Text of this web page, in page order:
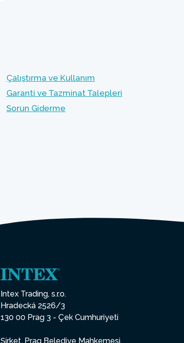
Çalıştırma ve Kullanım
Garanti ve Tazminat Talepleri
Sorun Giderme
Intex Trading, s.r.o.
Hradecká 2526/3
130 00 Prag 3 - Çek Cumhuriyeti
Şirket, Prag Belediye Mahkemesi,